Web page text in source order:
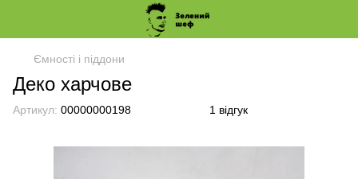
Ємності і піддони
Деко харчове
Артикул: 00000000198 1 відгук